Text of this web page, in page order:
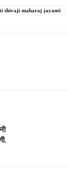
shivaji maharaj jayanti